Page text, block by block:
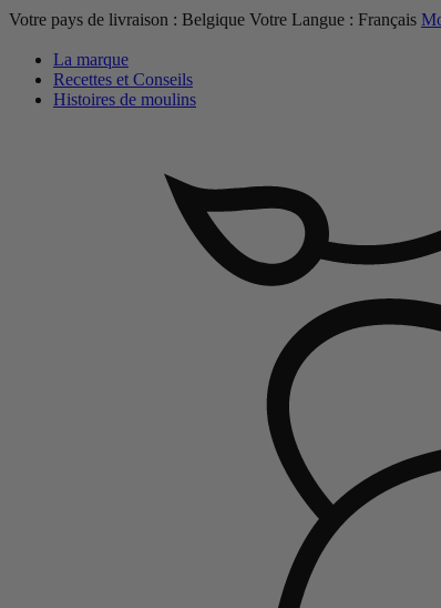
Votre pays de livraison : Belgique Votre Langue : Français
La marque
Recettes et Conseils
Histoires de moulins